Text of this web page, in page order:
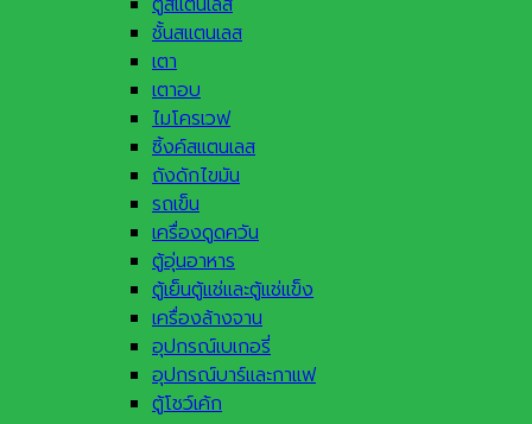
ชั้นสแตนเลส
เตา
เตาอบ
ไมโครเวฟ
ซิ้งค์สแตนเลส
ถังดักไขมัน
รถเข็น
เครื่องดูดควัน
ตู้อุ่นอาหาร
ตู้เย็นตู้แช่และตู้แช่แข็ง
เครื่องล้างจาน
อุปกรณ์เบเกอรี่
อุปกรณ์บาร์และกาแฟ
ตู้โชว์เค้ก